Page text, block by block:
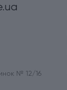
№ 12/16